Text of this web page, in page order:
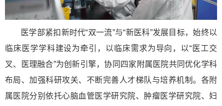
医学部紧扣新时代“双一流”与“新医科”发展目标，始终以
临床医学学科建设为牵引，以临床需求为导向，以“医工交
叉、医理融合”为创新引擎，协同四家附属医院共同优化学科
布局、加强科研攻关、不断完善人才梯队与培养机制。各附
属医院分别依托心脑血管医学研究院、肿瘤医学研究院、妇